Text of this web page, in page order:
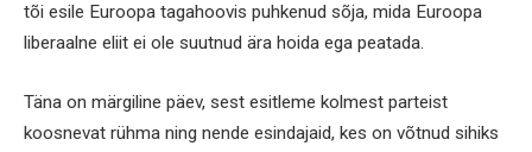
tõi esile Euroopa tagahoovis puhkenud sõja, mida Euroopa
liberaalne eliit ei ole suutnud ära hoida ega peatada.
Täna on märgiline päev, sest esitleme kolmest parteist
koosnevat rühma ning nende esindajaid, kes on võtnud sihiks